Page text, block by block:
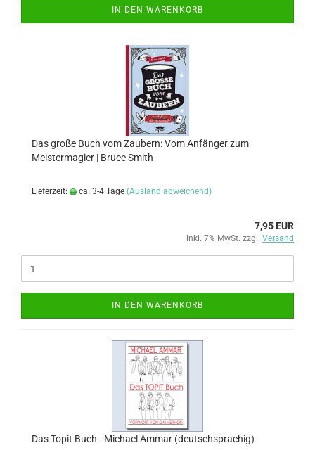
IN DEN WARENKORB
Das große Buch vom Zaubern: Vom Anfänger zum
Meistermagier | Bruce Smith
Lieferzeit: ca. 3-4 Tage (Ausland abweichend)
7,95 EUR
inkl. 7% MwSt. zzgl. Versand
IN DEN WARENKORB
Das Topit Buch - Michael Ammar (deutschsprachig)